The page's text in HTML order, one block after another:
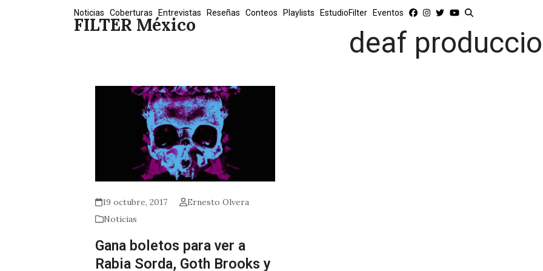
FILTER México
Noticias Coberturas Entrevistas Reseñas Conteos Playlists EstudioFilter Eventos
deaf
19 octubre, 2017
Ernesto Olvera
Noticias
Gana boletos para ver a
Rabia Sorda, Goth Brooks y